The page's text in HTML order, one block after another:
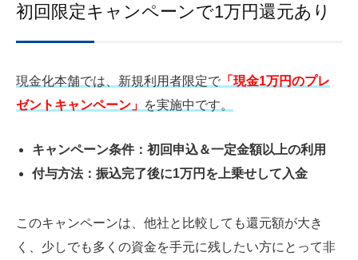
初回限定キャンペーンで1万円還元あり
現金化本舗では、新規利用者限定で 「現金1万円のプレ
ゼントキャンペーン」 を実施中です。
キャンペーン条件：初回申込＆一定金額以上の利用
付与方法：振込完了後に1万円を上乗せして入金
このキャンペーンは、他社と比較しても還元額が大き
く、少しでも多くの資金を手元に残したい方にとって非